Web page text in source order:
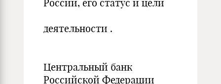
России, его статус и цели
деятельности .
Центральный банк
Российской Федерации